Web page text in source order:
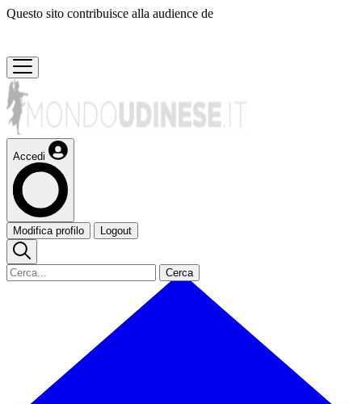
Questo sito contribuisce alla audience de
Accedi
Modifica profilo Logout
Cerca